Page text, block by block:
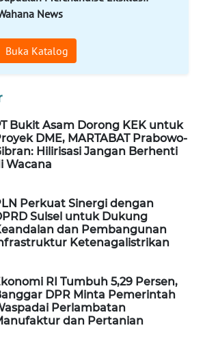
News
Buka Katalog
Bukit Asam Dorong KEK untuk
DME, MARTABAT Prabowo-
Hilirisasi Jangan Berhenti
Wacana
Perkuat Sinergi dengan
Sulsel untuk Dukung
dan Pembangunan
Ketenagalistrikan
RI Tumbuh 5,29 Persen,
DPR Minta Pemerintah
Perlambatan
dan Pertanian